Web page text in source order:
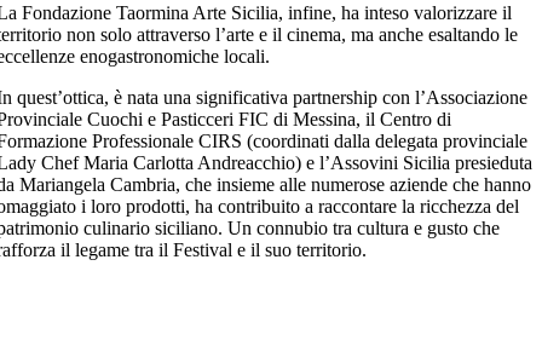
Fondazione Taormina Arte Sicilia, infine, ha inteso valorizzare il
non solo attraverso l’arte e il cinema, ma anche esaltando le
enogastronomiche locali.
quest’ottica, è nata una significativa partnership con l’Associazione
Cuochi e Pasticceri FIC di Messina, il Centro di
Professionale CIRS (coordinati dalla delegata provinciale
Chef Maria Carlotta Andreacchio) e l’Assovini Sicilia presieduta
Mariangela Cambria, che insieme alle numerose aziende che hanno
i loro prodotti, ha contribuito a raccontare la ricchezza del
culinario siciliano. Un connubio tra cultura e gusto che
il legame tra il Festival e il suo territorio.